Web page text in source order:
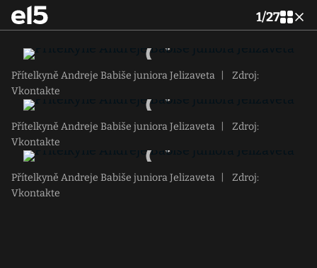
1/27
Přítelkyně Andreje Babiše juniora Jelizaveta
Zdroj:
Vkontakte
Přítelkyně Andreje Babiše juniora Jelizaveta
Zdroj:
Vkontakte
Přítelkyně Andreje Babiše juniora Jelizaveta
Zdroj:
Vkontakte